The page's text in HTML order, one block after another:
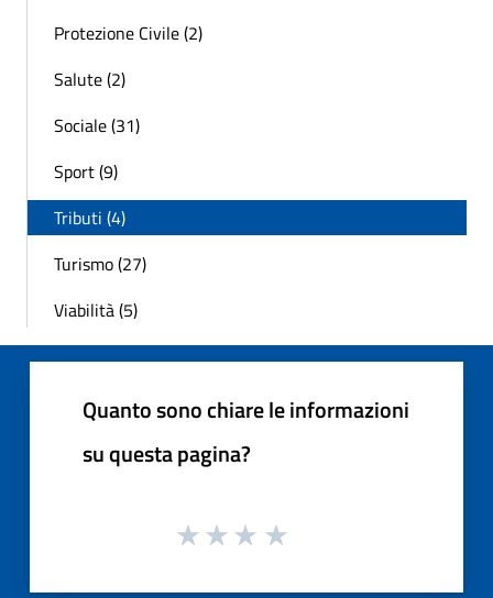
Protezione Civile (2)
Salute (2)
Sociale (31)
Sport (9)
Tributi (4)
Turismo (27)
Viabilità (5)
Quanto sono chiare le informazioni
su questa pagina?